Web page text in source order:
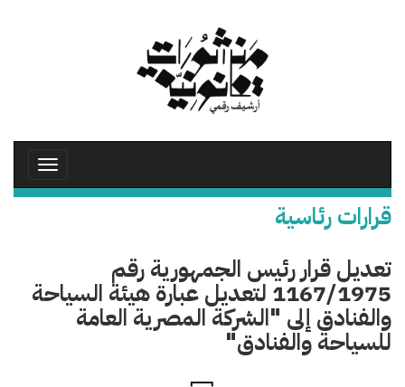
Toggle
قرارات رئاسية
تعديل قرار رئيس الجمهورية رقم
1167/1975 لتعديل عبارة هيئة السياحة
والفنادق إلى "الشركة المصرية العامة
للسياحة والفنادق"